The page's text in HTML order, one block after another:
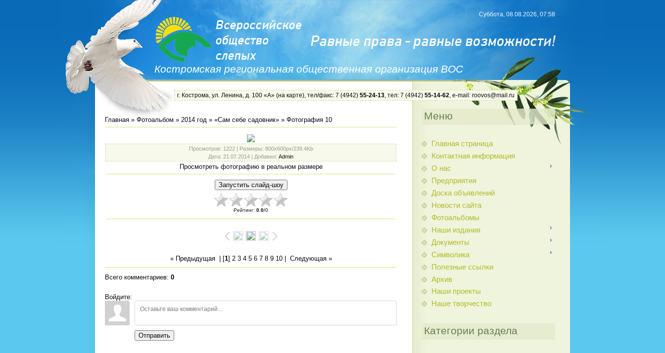
Костромская региональная общественная организация ВОС
Суббота, 08.08.2026, 07:58
г. Кострома, ул. Ленина, д. 100 «А» (на карте), тел/факс: 7 (4942) 55-24-13, тел: 7 (4942) 55-14-62, e-mail: roovos@mail.ru
Главная » Фотоальбом » 2014 год » «Сам себе садовник» » Фотография 10
Просмотров: 1222 | Размеры: 800x600px/239.4Kb
Дата: 21.07.2014 | Добавил: Admin
Просмотреть фотографию в реальном размере
Рейтинг: 0.0/0
« Предыдущая| [1] 2 3 4 5 6 7 8 9 10| Следующая »
Всего комментариев: 0
Войдите:
Отправить
Меню
Главная страница
Контактная информация
О нас
Предприятия
Доска объявлений
Новости сайта
Фотоальбомы
Наши издания
Документы
Символика
Полезные ссылки
Архив
Наши проекты
Наше творчество
Категории раздела